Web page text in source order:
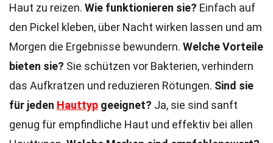
Haut zu reizen. Wie funktionieren sie? Einfach auf
den Pickel kleben, über Nacht wirken lassen und am
Morgen die Ergebnisse bewundern. Welche Vorteile
bieten sie? Sie schützen vor Bakterien, verhindern
das Aufkratzen und reduzieren Rötungen. Sind sie
für jeden Hauttyp geeignet? Ja, sie sind sanft
genug für empfindliche Haut und effektiv bei allen